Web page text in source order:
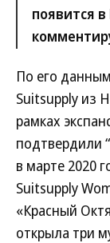
появится
По его
Suitsupply из
рамках
подтвердили
в марте 2020
Suitsupply
«Красный
открыла три